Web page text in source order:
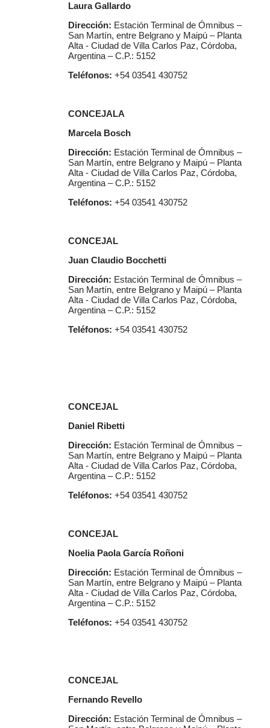
Laura Gallardo
Dirección: Estación Terminal de Ómnibus –
San Martín, entre Belgrano y Maipú – Planta
Alta - Ciudad de Villa Carlos Paz, Córdoba,
Argentina – C.P.: 5152
Teléfonos:+54 03541 430752
CONCEJALA
Marcela Bosch
Dirección: Estación Terminal de Ómnibus –
San Martín, entre Belgrano y Maipú – Planta
Alta - Ciudad de Villa Carlos Paz, Córdoba,
Argentina – C.P.: 5152
Teléfonos:+54 03541 430752
CONCEJAL
Juan Claudio Bocchetti
Dirección: Estación Terminal de Ómnibus –
San Martín, entre Belgrano y Maipú – Planta
Alta - Ciudad de Villa Carlos Paz, Córdoba,
Argentina – C.P.: 5152
Teléfonos:+54 03541 430752
CONCEJAL
Daniel Ribetti
Dirección: Estación Terminal de Ómnibus –
San Martín, entre Belgrano y Maipú – Planta
Alta - Ciudad de Villa Carlos Paz, Córdoba,
Argentina – C.P.: 5152
Teléfonos:+54 03541 430752
CONCEJAL
Noelia Paola García Roñoni
Dirección: Estación Terminal de Ómnibus –
San Martín, entre Belgrano y Maipú – Planta
Alta - Ciudad de Villa Carlos Paz, Córdoba,
Argentina – C.P.: 5152
Teléfonos:+54 03541 430752
CONCEJAL
Fernando Revello
Dirección: Estación Terminal de Ómnibus –